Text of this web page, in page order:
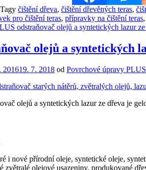
Tagy čištění dřeva, čištění dřevěných teras,
pro čištění teras, přípravky na čištění teras,
olejů a syntetických
201619. 7. 2018 od Povrchové úpravy PLUS
olejů a syntetických lazur ze dřeva je
i nové přírodní oleje, syntetické oleje,
zvětralé olejové usazeniny, produkované